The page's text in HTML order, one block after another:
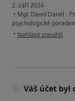
2. září 2024
• Mgr. David Danel -
psychologické
• podle názoru
Nahlásit zneužití
Váš účet byl